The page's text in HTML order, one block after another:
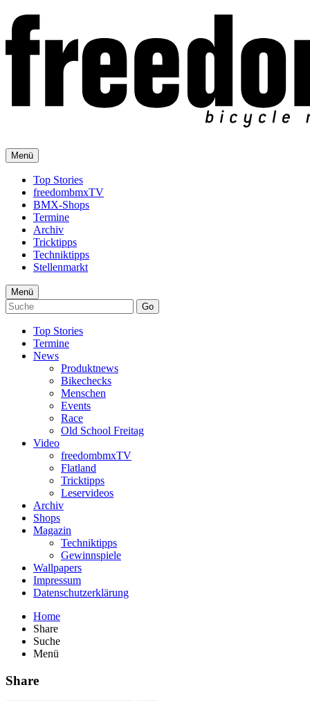
Menü
Top Stories
freedombmxTV
BMX-Shops
Termine
Archiv
Tricktipps
Techniktipps
Stellenmarkt
Menü
Go
Top Stories
Termine
News
Produktnews
Bikechecks
Menschen
Events
Race
Old School Freitag
Video
freedombmxTV
Flatland
Tricktipps
Leservideos
Archiv
Shops
Magazin
Techniktipps
Gewinnspiele
Wallpapers
Impressum
Datenschutzerklärung
Home
Share
Suche
Menü
Share